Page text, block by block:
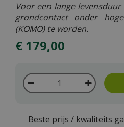
Voor een lange
grondcontact onder
(KOMO) te worden.
€ 179,00
Beste prijs / kwaliteits